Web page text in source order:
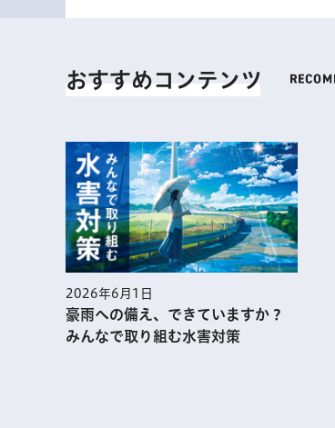
おすすめコンテンツ
2026年6月1日
豪雨への備え、できていますか？
みんなで取り組む水害対策